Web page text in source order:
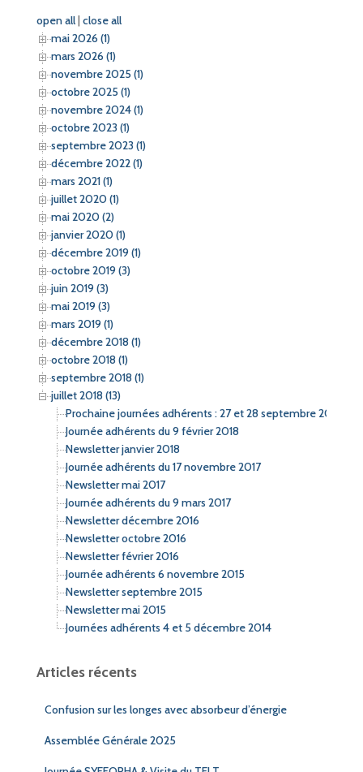
h
e
r
open all| close all
mai 2026 (1)
mars 2026 (1)
novembre 2025 (1)
octobre 2025 (1)
novembre 2024 (1)
octobre 2023 (1)
septembre 2023 (1)
décembre 2022 (1)
mars 2021 (1)
juillet 2020 (1)
mai 2020 (2)
janvier 2020 (1)
décembre 2019 (1)
octobre 2019 (3)
juin 2019 (3)
mai 2019 (3)
mars 2019 (1)
décembre 2018 (1)
octobre 2018 (1)
septembre 2018 (1)
juillet 2018 (13)
Prochaine journées adhérents : 27 et 28 septembre 2018
Journée adhérents du 9 février 2018
Newsletter janvier 2018
Journée adhérents du 17 novembre 2017
Newsletter mai 2017
Journée adhérents du 9 mars 2017
Newsletter décembre 2016
Newsletter octobre 2016
Newsletter février 2016
Journée adhérents 6 novembre 2015
Newsletter septembre 2015
Newsletter mai 2015
Journées adhérents 4 et 5 décembre 2014
Articles récents
Confusion sur les longes avec absorbeur d’énergie
Assemblée Générale 2025